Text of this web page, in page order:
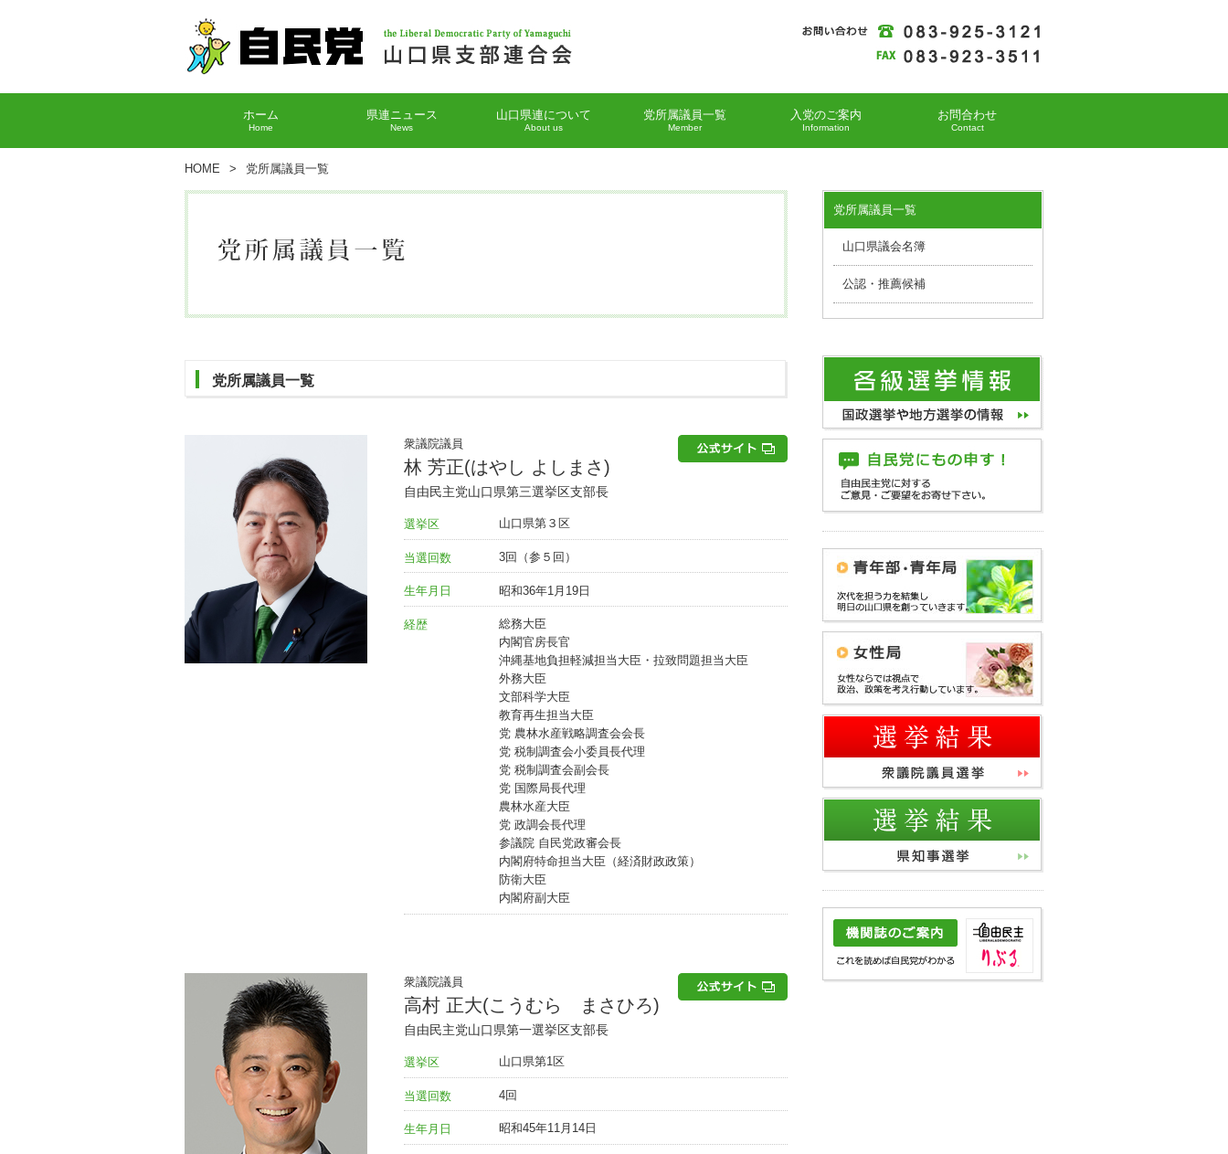
ホーム
Home
県連ニュース
News
山口県連について
About us
党所属議員一覧
Member
入党のご案内
Information
お問合わせ
Contact
HOME > 党所属議員一覧
党所属議員一覧
衆議院議員
林 芳正(はやし よしまさ)
自由民主党山口県第三選挙区支部長
選挙区 山口県第３区
当選回数 3回（参５回）
生年月日 昭和36年1月19日
経歴
総務大臣
内閣官房長官
沖縄基地負担軽減担当大臣・拉致問題担当大臣
外務大臣
文部科学大臣
教育再生担当大臣
党 農林水産戦略調査会会長
党 税制調査会小委員長代理
党 税制調査会副会長
党 国際局長代理
農林水産大臣
党 政調会長代理
参議院 自民党政審会長
内閣府特命担当大臣（経済財政政策）
防衛大臣
内閣府副大臣
衆議院議員
高村 正大(こうむら まさひろ)
自由民主党山口県第一選挙区支部長
選挙区 山口県第1区
当選回数 4回
生年月日 昭和45年11月14日
党所属議員一覧
山口県議会名簿
公認・推薦候補